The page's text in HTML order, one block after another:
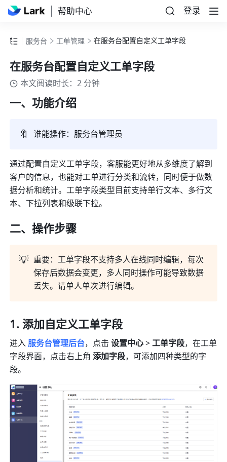
帮助中心 登录
服务台 工单管理 在服务台配置自定义工单字段
在服务台配置自定义工单字段
本文阅读时长：2 分钟
一、功能介绍
🔖 谁能操作：服务台管理员
通过配置自定义工单字段，客服能更好地从多维度了解到
客户的信息，也能对工单进行分类和流转，同时便于做数
据分析和统计。工单字段类型目前支持单行文本、多行文
本、下拉列表和级联下拉。
二、操作步骤
💡 重要：工单字段不支持多人在线同时编辑，每次
保存后数据会变更，多人同时操作可能导致数据
丢失。请单人单次进行编辑。
添加自定义工单字段
进入 服务台管理后台，点击 设置中心 > 工单字段，在工单
字段界面，点击右上角 添加字段，可添加四种类型的字
段。